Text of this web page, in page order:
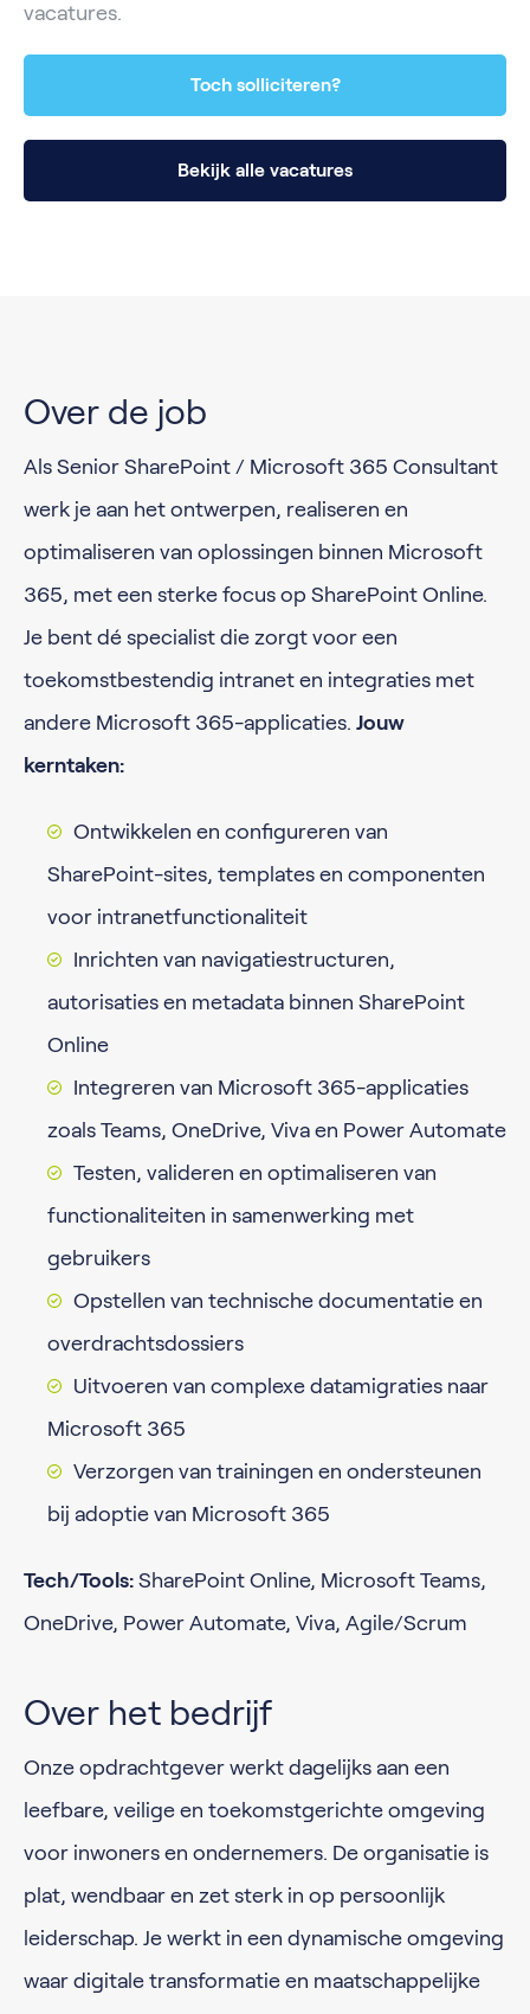
vacatures.
Toch solliciteren?
Bekijk alle vacatures
Over de job
Als Senior SharePoint / Microsoft 365 Consultant
werk je aan het ontwerpen, realiseren en
optimaliseren van oplossingen binnen Microsoft
365, met een sterke focus op SharePoint Online.
Je bent dé specialist die zorgt voor een
toekomstbestendig intranet en integraties met
andere Microsoft 365-applicaties. Jouw
kerntaken:
Ontwikkelen en configureren van
SharePoint-sites, templates en componenten
voor intranetfunctionaliteit
Inrichten van navigatiestructuren,
autorisaties en metadata binnen SharePoint
Online
Integreren van Microsoft 365-applicaties
zoals Teams, OneDrive, Viva en Power Automate
Testen, valideren en optimaliseren van
functionaliteiten in samenwerking met
gebruikers
Opstellen van technische documentatie en
overdrachtsdossiers
Uitvoeren van complexe datamigraties naar
Microsoft 365
Verzorgen van trainingen en ondersteunen
bij adoptie van Microsoft 365
Tech/Tools: SharePoint Online, Microsoft Teams,
OneDrive, Power Automate, Viva, Agile/Scrum
Over het bedrijf
Onze opdrachtgever werkt dagelijks aan een
leefbare, veilige en toekomstgerichte omgeving
voor inwoners en ondernemers. De organisatie is
plat, wendbaar en zet sterk in op persoonlijk
leiderschap. Je werkt in een dynamische omgeving
waar digitale transformatie en maatschappelijke